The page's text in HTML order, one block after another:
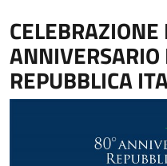
CELEBRAZIONE
ANNIVERSARIO
REPUBBLICA